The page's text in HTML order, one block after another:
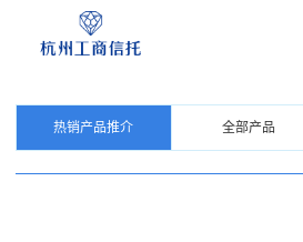
信托产品
热销产品推介 全部产品